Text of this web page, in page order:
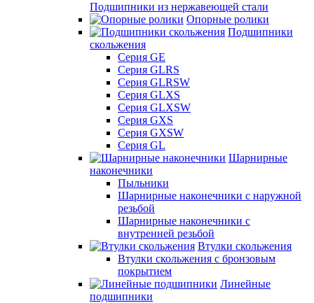
Подшипники из нержавеющей стали
Опорные ролики
Подшипники
скольжения
Серия GE
Серия GLRS
Серия GLRSW
Серия GLXS
Серия GLXSW
Серия GXS
Серия GXSW
Серия GL
Шарнирные
наконечники
Пыльники
Шарнирные наконечники с наружной
резьбой
Шарнирные наконечники с
внутренней резьбой
Втулки скольжения
Втулки скольжения с бронзовым
покрытием
Линейные
подшипники